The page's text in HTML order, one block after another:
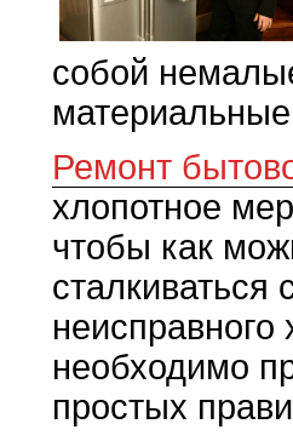
собой
Ремонт
хлопотное
чтобы как
сталкиваться
неисправного
необходимо
простых